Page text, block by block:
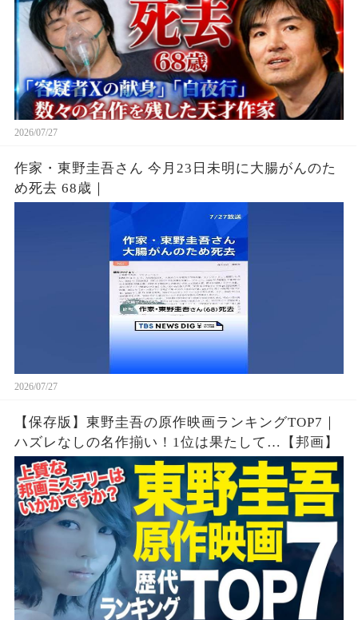
2026/07/27
作家・東野圭吾さん 今月23日未明に大腸がんのた
め死去 68歳｜
2026/07/27
【保存版】東野圭吾の原作映画ランキングTOP7｜
ハズレなしの名作揃い！1位は果たして…【邦画】